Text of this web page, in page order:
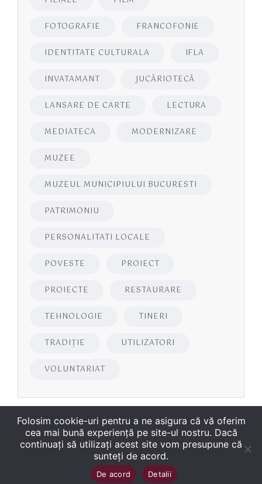
FOTOGRAFIE FRANCOFONIE
IDENTITATE CULTURALA IFLA
INVATAMANT JUCĂRIOTECĂ
LANSARE DE CARTE LECTURA
MEDIATECA MODERNIZARE
MUZEE
MUZEUL MUNICIPIULUI BUCURESTI
PATRIMONIU
PERSONALITATI LOCALE
POVESTE PROIECT
PROIECTE RESTAURARE
TEHNOLOGIE TINERI
TRADIȚIE UTILIZATORI
VOLUNTARIAT
2026Biblioteca Județeană
Folosim cookie-uri pentru a ne asigura că vă oferim
cea mai bună experiență pe site-ul nostru. Dacă
continuați să utilizați acest site vom presupune că
sunteți de acord.
De acord Detalii